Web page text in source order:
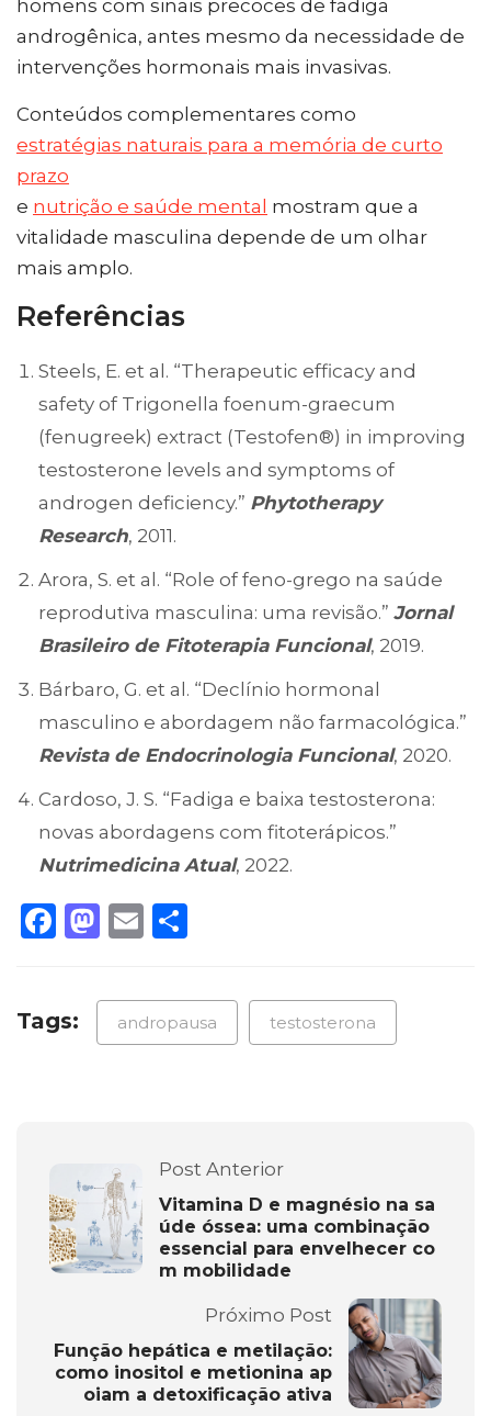
homens com sinais precoces de fadiga
androgênica, antes mesmo da necessidade de
intervenções hormonais mais invasivas.
Conteúdos complementares como
estratégias naturais para a memória de curto
prazo
e nutrição e saúde mental mostram que a
vitalidade masculina depende de um olhar
mais amplo.
Referências
Steels, E. et al. “Therapeutic efficacy and
safety of Trigonella foenum-graecum
(fenugreek) extract (Testofen®) in improving
testosterone levels and symptoms of
androgen deficiency.” Phytotherapy
Research, 2011.
Arora, S. et al. “Role of feno-grego na saúde
reprodutiva masculina: uma revisão.” Jornal
Brasileiro de Fitoterapia Funcional, 2019.
Bárbaro, G. et al. “Declínio hormonal
masculino e abordagem não farmacológica.”
Revista de Endocrinologia Funcional, 2020.
Cardoso, J. S. “Fadiga e baixa testosterona:
novas abordagens com fitoterápicos.”
Nutrimedicina Atual, 2022.
Facebook
Mastodon
Email
Tags: andropausa testosterona
Post Anterior
Vitamina D e magnésio na sa
úde óssea: uma combinação
essencial para envelhecer co
m mobilidade
Próximo Post
Função hepática e metilação:
como inositol e metionina ap
oiam a detoxificação ativa